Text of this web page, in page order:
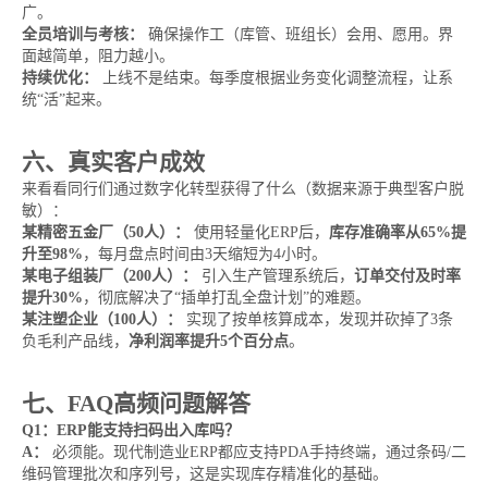
广。
全员培训与考核：
确保操作工（库管、班组长）会用、愿用。界
面越简单，阻力越小。
持续优化：
上线不是结束。每季度根据业务变化调整流程，让系
统“活”起来。
六、真实客户成效
来看看同行们通过数字化转型获得了什么（数据来源于典型客户脱
敏）：
某精密五金厂（50人）：
使用轻量化ERP后， 库存准确率从65%提
升至98% ，每月盘点时间由3天缩短为4小时。
某电子组装厂（200人）：
引入生产管理系统后， 订单交付及时率
提升30% ，彻底解决了“插单打乱全盘计划”的难题。
某注塑企业（100人）：
实现了按单核算成本，发现并砍掉了3条
负毛利产品线， 净利润率提升5个百分点。
七、FAQ高频问题解答
Q1：ERP能支持扫码出入库吗？
A：
必须能。现代制造业ERP都应支持PDA手持终端，通过条码/二
维码管理批次和序列号，这是实现库存精准化的基础。